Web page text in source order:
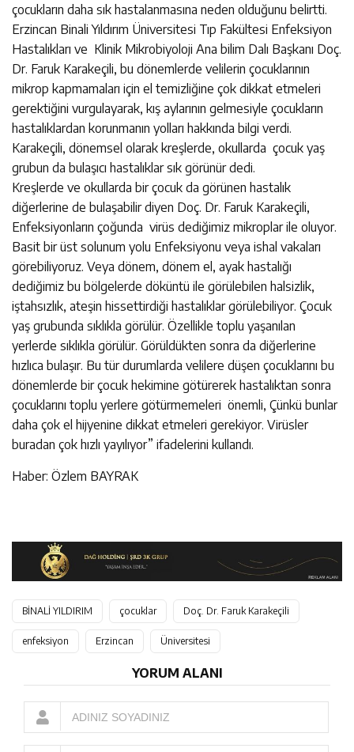
çocukların daha sık hastalanmasına neden olduğunu belirtti.
Erzincan Binali Yıldırım Üniversitesi Tıp Fakültesi Enfeksiyon
Hastalıkları ve Klinik Mikrobiyoloji Ana bilim Dalı Başkanı Doç.
Dr. Faruk Karakeçili, bu dönemlerde velilerin çocuklarının
mikrop kapmamaları için el temizliğine çok dikkat etmeleri
gerektiğini vurgulayarak, kış aylarının gelmesiyle çocukların
hastalıklardan korunmanın yolları hakkında bilgi verdi.
Karakeçili, dönemsel olarak kreşlerde, okullarda çocuk yaş
grubun da bulaşıcı hastalıklar sık görünür dedi.
Kreşlerde ve okullarda bir çocuk da görünen hastalık
diğerlerine de bulaşabilir diyen Doç. Dr. Faruk Karakeçili,
Enfeksiyonların çoğunda virüs dediğimiz mikroplar ile oluyor.
Basit bir üst solunum yolu Enfeksiyonu veya ishal vakaları
görebiliyoruz. Veya dönem, dönem el, ayak hastalığı
dediğimiz bu bölgelerde döküntü ile görülebilen halsizlik,
iştahsızlık, ateşin hissettirdiği hastalıklar görülebiliyor. Çocuk
yaş grubunda sıklıkla görülür. Özellikle toplu yaşanılan
yerlerde sıklıkla görülür. Görüldükten sonra da diğerlerine
hızlıca bulaşır. Bu tür durumlarda velilere düşen çocuklarını bu
dönemlerde bir çocuk hekimine götürerek hastalıktan sonra
çocuklarını toplu yerlere götürmemeleri önemli, Çünkü bunlar
daha çok el hijyenine dikkat etmeleri gerekiyor. Virüsler
buradan çok hızlı yayılıyor” ifadelerini kullandı.
Haber: Özlem BAYRAK
BİNALİ YILDIRIM çocuklar Doç. Dr. Faruk Karakeçili
enfeksiyon Erzincan Üniversitesi
YORUM ALANI